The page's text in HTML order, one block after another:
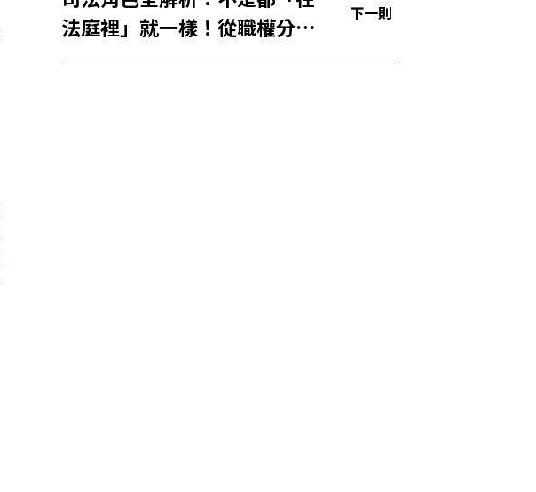
法庭裡」就一樣！從職權分
工、程序定位到常見誤解，一
下一則